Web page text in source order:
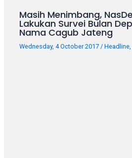
Masih Menimbang,
Lakukan Survei Bulan
Nama Cagub Jateng
Wednesday, 4 October 2017/Headline